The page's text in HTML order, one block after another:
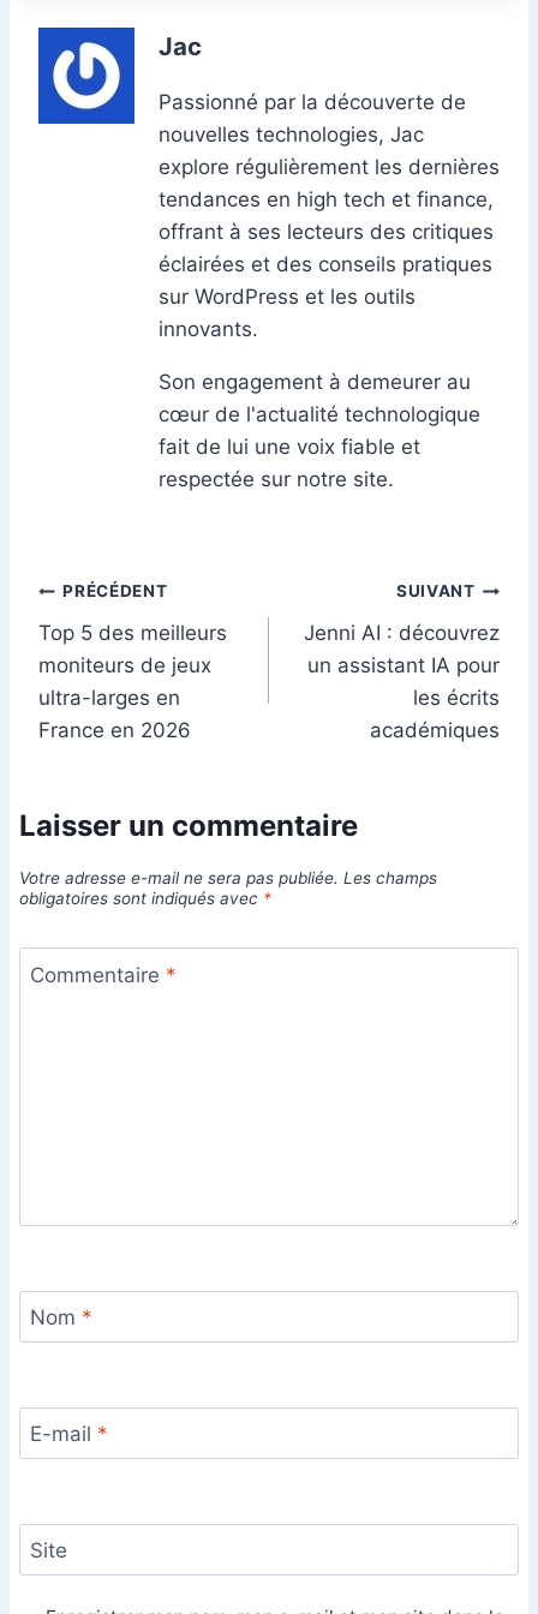
Jac
Passionné par la découverte de
nouvelles technologies, Jac
explore régulièrement les dernières
tendances en high tech et finance,
offrant à ses lecteurs des critiques
éclairées et des conseils pratiques
sur WordPress et les outils
innovants.
Son engagement à demeurer au
cœur de l'actualité technologique
fait de lui une voix fiable et
respectée sur notre site.
Navigation
de
l’article
PRÉCÉDENT
Top 5 des meilleurs
moniteurs de jeux
ultra-larges en
France en 2026
SUIVANT
Jenni AI : découvrez
un assistant IA pour
les écrits
académiques
Laisser un commentaire
Votre adresse e-mail ne sera pas publiée. Les champs
obligatoires sont indiqués avec *
Commentaire *
Nom *
E-mail *
Site